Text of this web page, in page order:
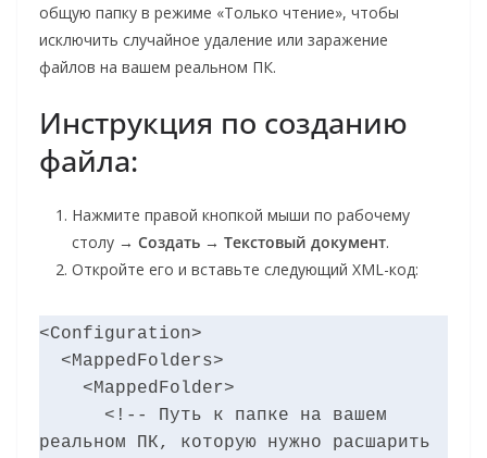
общую папку в режиме «Только чтение», чтобы
исключить случайное удаление или заражение
файлов на вашем реальном ПК.
Инструкция по созданию
файла:
Нажмите правой кнопкой мыши по рабочему
столу → Создать → Текстовый документ.
Откройте его и вставьте следующий XML-код:
<Configuration>
реальном ПК, которую нужно расшарить